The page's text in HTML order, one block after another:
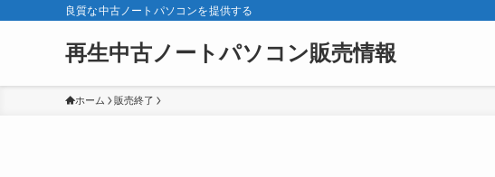
良質な中古ノートパソコンを提供する
再生中古ノートパソコン販売情報
ホーム 販売終了